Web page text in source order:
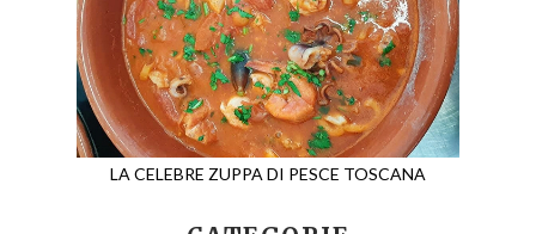
LA CELEBRE ZUPPA DI PESCE TOSCANA